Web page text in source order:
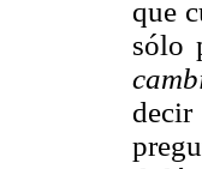
que
sólo